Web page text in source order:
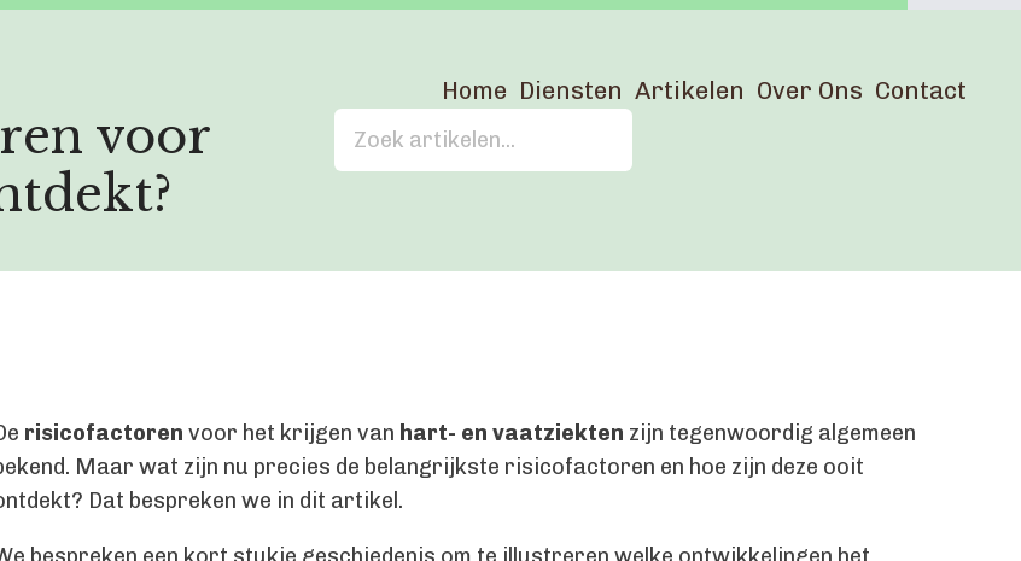
voor
Home Diensten Artikelen Over Ons Contact
risicofactoren voor het krijgen van hart- en vaatziekten zijn tegenwoordig algemeen
Maar wat zijn nu precies de belangrijkste risicofactoren en hoe zijn deze ooit
Dat bespreken we in dit artikel.